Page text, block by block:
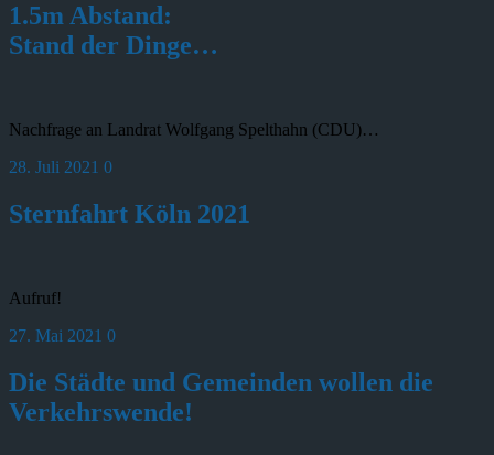
1.5m Abstand:
Stand der Dinge…
Nachfrage an Landrat Wolfgang Spelthahn (CDU)…
28. Juli 2021 0
Sternfahrt Köln 2021
Aufruf!
27. Mai 2021 0
Die Städte und Gemeinden wollen die
Verkehrswende!